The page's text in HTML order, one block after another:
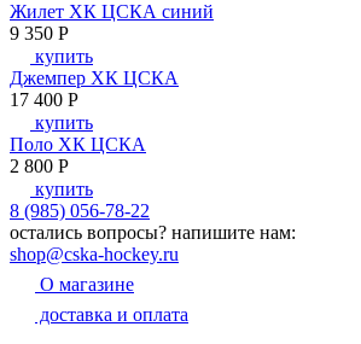
Жилет ХК ЦСКА синий
9 350 P
купить
Джемпер ХК ЦСКА
17 400 P
купить
Поло ХК ЦСКА
2 800 P
купить
8 (985) 056-78-22
остались вопросы? напишите нам:
shop@cska-hockey.ru
О магазине
доставка и оплата